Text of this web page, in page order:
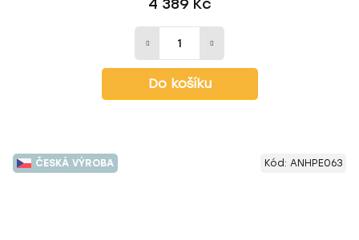
4 389 Kč
Do košíku
ČESKÁ VÝROBA Kód: ANHPE063